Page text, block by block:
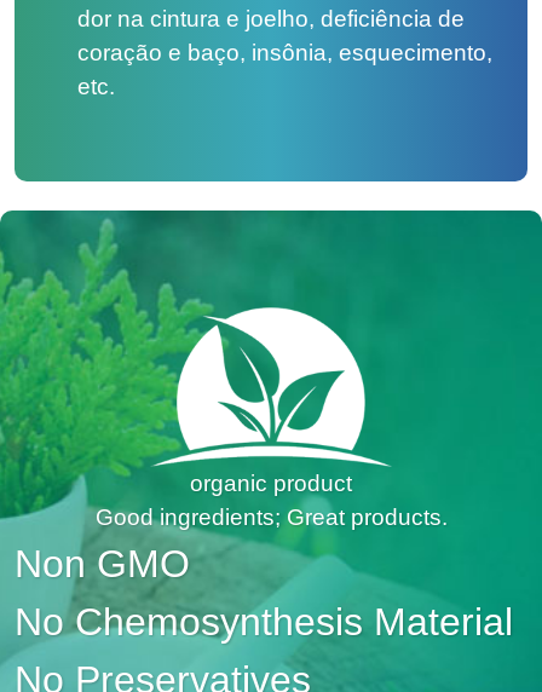
dor na cintura e joelho, deficiência de
coração e baço, insônia, esquecimento,
etc.
organic product
Good ingredients; Great products.
Non GMO
No Chemosynthesis Material
No Preservatives